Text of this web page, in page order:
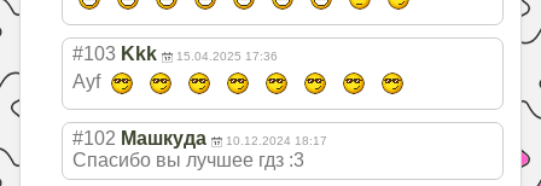
#103 Kkk 15.04.2025 17:36
Ayf
#102 Машкуда 10.12.2024 18:17
Спасибо вы лучшее гдз :3